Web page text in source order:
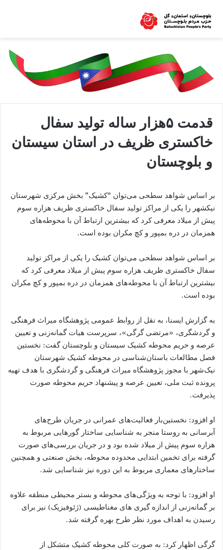
قدمت ۵هزار ساله تولید سفال
خاکستری ظریف در استان سیستان
و بلوچستان
بر اساس شواهد سطحی می‌توان “کشیک” بخش مرکزی شهرستان
نیکشهر را یکی از مراکز تولید سفال خاکستری ظریف هزاره سوم
پیش از میلاد معرفی کرد که بیشترین ارتباط آن با محوطه‌های
همزمان در دره بمپور و کچ مکران بوده است.
بر اساس شواهد سطحی می‌توان کشیک را یکی از مراکز تولید
سفال خاکستری ظریف هزاره سوم پیش از میلاد معرفی کرد که
بیشترین ارتباط آن با محوطه‌های همزمان در دره بمپور و کچ مکران
بوده است.
به گزارش ایسنا، به نقل از روابط عمومی پژوهشگاه میراث فرهنگی
و گردشگری، «مرتضی گرگی»، سرپرست هیات گمانه‌زنی و تعیین
عرصه و حریم محوطه کشیک سیستان و بلوچستان گفت: نخستین
فصل مطالعات باستان‌شناسی در محوطه کشیک شهرستان
نیک‌شهر با مجوز پژوهشگاه میراث فرهنگی و گردشگری با هدف تهیه
پرونده ثبت ملی، تعیین عرصه و پیشنهاد حریم محوطه صورت
پذیرفت.
او افزود: نخستین‌بار فعالیت‌های عمرانی در جریان طرح‌های
آبرسانی به روستا منجر به شناسایی ساختار گورهایی مربوط به
هزاره سوم پیش از میلاد شده بود و در جریان بررسی‌های صورت
گرفته برای تخمین ابتدایی محدوده محوطه، بخش صنعتی و همچنین
ساختارهای معماری مربوط به این دوره نیز شناسایی شد.
او افزود: با توجه به ویژگی‌های محوطه و بستر محیطی منطقه علاوه
بر گمانه‌زنی از اندازه گیری های مغناطیسی (ژئوفیزیک) نیز برای
رسیدن به اهداف مورد نظر طرح بهره گرفته شد.
گرگی اظهار کرد: به صورت کلی محوطه کشیک متشکل از